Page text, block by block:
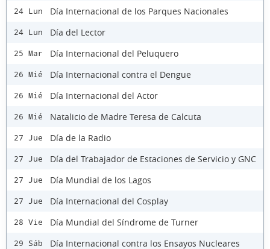
24 Lun Día Internacional de los Parques Nacionales
24 Lun Día del Lector
25 Mar Día Internacional del Peluquero
26 Mié Día Internacional contra el Dengue
26 Mié Día Internacional del Actor
26 Mié Natalicio de Madre Teresa de Calcuta
27 Jue Día de la Radio
27 Jue Día del Trabajador de Estaciones de Servicio y GNC
27 Jue Día Mundial de los Lagos
27 Jue Día Internacional del Cosplay
28 Vie Día Mundial del Síndrome de Turner
29 Sáb Día Internacional contra los Ensayos Nucleares